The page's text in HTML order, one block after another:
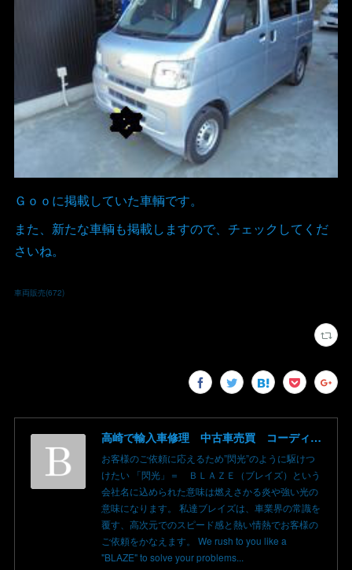
Ｇｏｏに掲載していた車輌です。
また、新たな車輌も掲載しますので、チェックしてくだ
さいね。
車両販売(672)
高崎で輸入車修理 中古車売買 コーディングならBLAZE（ブレイズ）へ│BLAZE Total Car Support & Modify in Takasaki Gunma
お客様のご依頼に応えるため”閃光”のように駆けつ
けたい 「閃光」＝ ＢＬＡＺＥ（ブレイズ）という
会社名に込められた意味は燃えさかる炎や強い光の
意味になります。 私達ブレイズは、車業界の常識を
覆す、高次元でのスピード感と熱い情熱でお客様の
ご依頼をかなえます。 We rush to you like a
"BLAZE" to solve your problems...